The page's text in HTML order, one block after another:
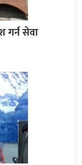
गर्न सेवा